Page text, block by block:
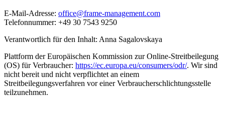
E-Mail-Adresse: office@frame-management.com
Telefonnummer: +49 30 7543 9250
Verantwortlich für den Inhalt: Anna Sagalovskaya
Plattform der Europäischen Kommission zur Online-Streitbeilegung
(OS) für Verbraucher: https://ec.europa.eu/consumers/odr/. Wir sind
nicht bereit und nicht verpflichtet an einem
Streitbeilegungsverfahren vor einer Verbraucherschlichtungsstelle
teilzunehmen.